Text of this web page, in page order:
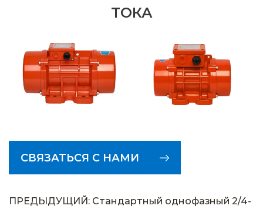
ТОКА
СВЯЗАТЬСЯ С НАМИ
ПРЕДЫДУЩИЙ: Стандартный однофазный 2/4-